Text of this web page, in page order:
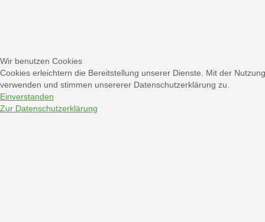
Wir benutzen Cookies
Cookies erleichtern die Bereitstellung unserer Dienste. Mit der
verwenden und stimmen unsererer Datenschutzerklärung zu.
Einverstanden
Zur Datenschutzerklärung